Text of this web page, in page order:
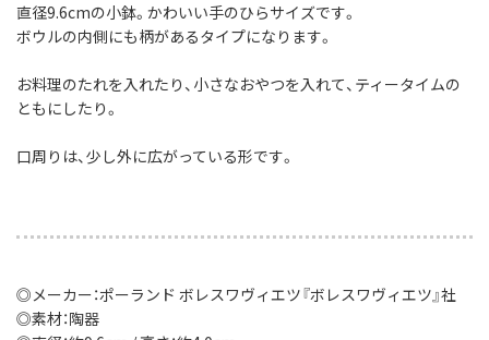
直径9.6cmの小鉢。かわいい手のひらサイズです。
ボウルの内側にも柄があるタイプになります。
お料理のたれを入れたり、小さなおやつを入れて、ティータイムの
ともにしたり。
口周りは、少し外に広がっている形です。
◎メーカー：ポーランド ボレスワヴィエツ『ボレスワヴィエツ』社
◎素材：陶器